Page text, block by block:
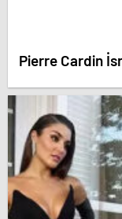
Pierre Cardin